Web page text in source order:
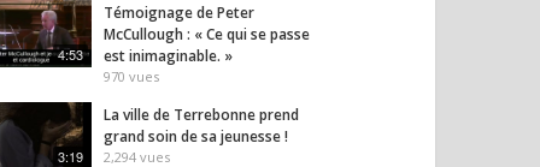
4:53
Témoignage de Peter
McCullough : « Ce qui se passe
est inimaginable. »
970 vues
3:19
La ville de Terrebonne prend
grand soin de sa jeunesse !
2,294 vues